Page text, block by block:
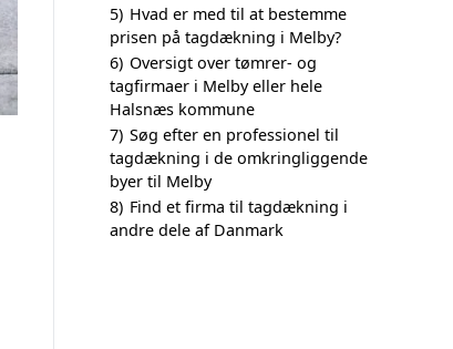
5) Hvad er med til at bestemme
prisen på tagdækning i Melby?
6) Oversigt over tømrer- og
tagfirmaer i Melby eller hele
Halsnæs kommune
7) Søg efter en professionel til
tagdækning i de omkringliggende
byer til Melby
8) Find et firma til tagdækning i
andre dele af Danmark